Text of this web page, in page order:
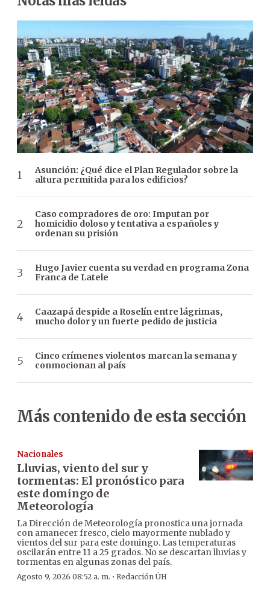
Asunción: ¿Qué dice el Plan Regulador sobre la
altura permitida para los edificios?
Caso compradores de oro: Imputan por
homicidio doloso y tentativa a españoles y
ordenan su prisión
Hugo Javier cuenta su verdad en programa Zona
Franca de Latele
Caazapá despide a Roselín entre lágrimas,
mucho dolor y un fuerte pedido de justicia
Cinco crímenes violentos marcan la semana y
conmocionan al país
Más contenido de esta sección
Nacionales
Lluvias, viento del sur y
tormentas: El pronóstico para
este domingo de
Meteorología
La Dirección de Meteorología pronostica una jornada
con amanecer fresco, cielo mayormente nublado y
vientos del sur para este domingo. Las temperaturas
oscilarán entre 11 a 25 grados. No se descartan lluvias y
tormentas en algunas zonas del país.
Agosto 9, 2026 08:52 a. m. · Redacción ÚH